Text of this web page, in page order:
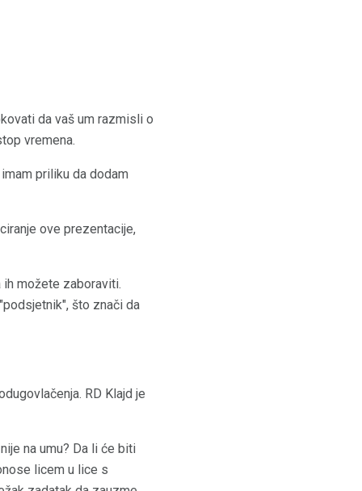
da vaš um razmisli o
vremena.
priliku da dodam
ove prezentacije,
možete zaboraviti.
što znači da
RD Klajd je
na umu? Da li će biti
licem u lice s